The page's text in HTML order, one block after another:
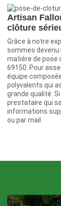
Artisan
clôture
Grâce à notre
sommes devenu
matière de pose
69150. Pour
équipe
polyvalents qui
grande qualité.
prestataire qui
informations
ou par mail.